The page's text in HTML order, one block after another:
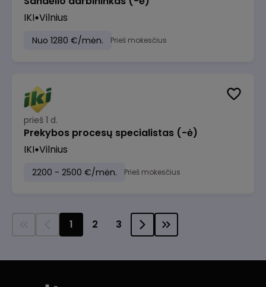
IKI Vilnius
Nuo 1280 €/mėn. Prieš mokesčius
prieš 1 d.
Prekybos procesų specialistas (-ė)
IKI Vilnius
2200 - 2500 €/mėn. Prieš mokesčius
1 2 3